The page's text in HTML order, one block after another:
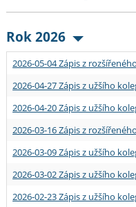
Strategie a další
Podpora a benefity pro
Absolventi fakulty
Učitelské studijní
Informace k průběhu
Doktorské studium
Rigorózní řízení
Akademické kvalifikace
Granty a projekty
Vyjíždějící studenti
Přijíždějící studenti
Vyjíždějící zaměstnanci
Rok 2026
2026-05-04 Zápis z
2026-04-27 Zápis z užšího
2026-04-20 Zápis z užšího
2026-03-16 Zápis z
2026-03-09 Zápis z užšího
2026-03-02 Zápis z užšího
2026-02-23 Zápis z užšího